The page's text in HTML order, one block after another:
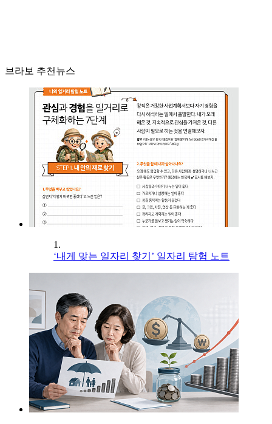
브라보 추천뉴스
1.
‘내게 맞는 일자리 찾기’ 일자리 탐험 노트